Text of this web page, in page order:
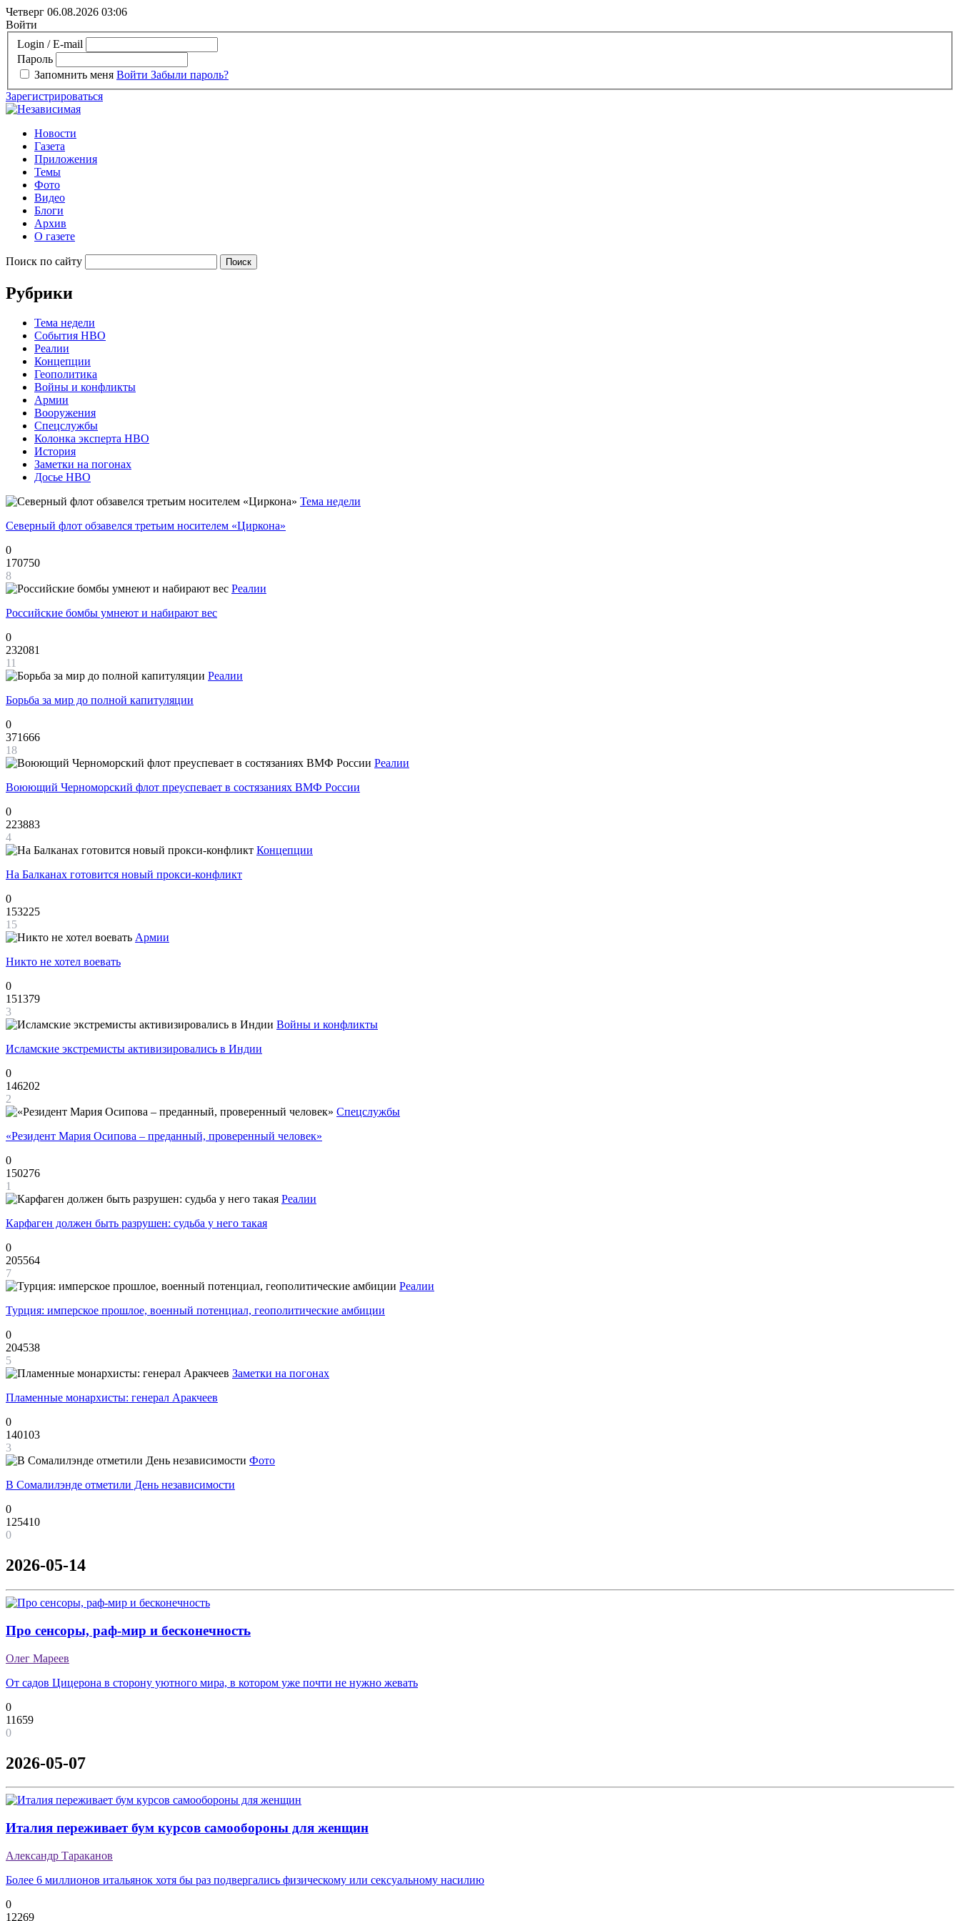
Четверг 06.08.2026 03:06
Войти
Login / E-mail
Пароль
Запомнить меня Войти Забыли пароль?
Зарегистрироваться
Новости
Газета
Приложения
Темы
Фото
Видео
Блоги
Архив
О газете
Поиск по сайту
Рубрики
Тема недели
События НВО
Реалии
Концепции
Геополитика
Войны и конфликты
Армии
Вооружения
Спецслужбы
Колонка эксперта НВО
История
Заметки на погонах
Досье НВО
Тема недели
Северный флот обзавелся третьим носителем «Циркона»
0
170750
8
Реалии
Российские бомбы умнеют и набирают вес
0
232081
11
Реалии
Борьба за мир до полной капитуляции
0
371666
18
Реалии
Воюющий Черноморский флот преуспевает в состязаниях ВМФ России
0
223883
4
Концепции
На Балканах готовится новый прокси-конфликт
0
153225
15
Армии
Никто не хотел воевать
0
151379
3
Войны и конфликты
Исламские экстремисты активизировались в Индии
0
146202
2
Спецслужбы
«Резидент Мария Осипова – преданный, проверенный человек»
0
150276
1
Реалии
Карфаген должен быть разрушен: судьба у него такая
0
205564
7
Реалии
Турция: имперское прошлое, военный потенциал, геополитические амбиции
0
204538
5
Заметки на погонах
Пламенные монархисты: генерал Аракчеев
0
140103
3
Фото
В Сомалилэнде отметили День независимости
0
125410
0
2026-05-14
Про сенсоры, раф-мир и бесконечность
Олег Мареев
От садов Цицерона в сторону уютного мира, в котором уже почти не нужно жевать
0
11659
0
2026-05-07
Италия переживает бум курсов самообороны для женщин
Александр Тараканов
Более 6 миллионов итальянок хотя бы раз подвергались физическому или сексуальному насилию
0
12269